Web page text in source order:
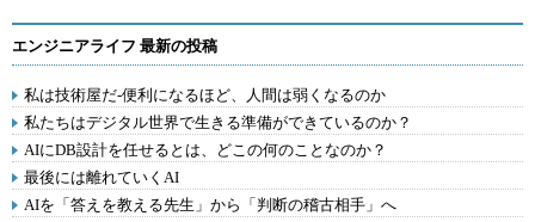
エンジニアライフ 最新の投稿
私は技術屋だ-便利になるほど、人間は弱くなるのか
私たちはデジタル世界で生きる準備ができているのか？
AIにDB設計を任せるとは、どこの何のことなのか？
最後には離れていくAI
AIを「答えを教える先生」から「判断の稽古相手」へ